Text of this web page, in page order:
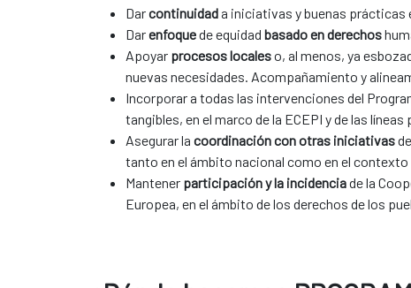
Darcontinuidada iniciativas y buenas prácticas
Darenfoquede equidad basado en derechos
Apoyar procesos localeso, al menos, ya
nuevas necesidades. Acompañamiento y
Incorporar a todas las intervenciones del
tangibles, en el marco de la ECEPI y de las
Asegurar la coordinación con otras iniciativas
tanto en el ámbito nacional como en el contexto
Mantener participación y la incidenciade la
Europea, en el ámbito de los derechos de los